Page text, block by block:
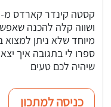
ושווה קלה להכנה
מיוחד שלא ניתן למצוא
ספרו לי בתגובה איך
שיהיה לכם טעים
כניסה למתכון